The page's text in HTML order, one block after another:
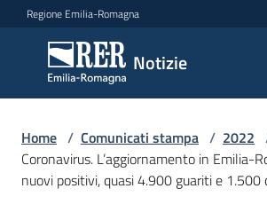
Vai al contenuto
Vai alla navigazione
Vai al footer
Regione Emilia-Romagna
Notizie
Notizie
Comunicati
stampa
Menu selezionato
Home / Comunicati stampa / 2022
Coronavirus. L’aggiornamento in Emilia-
nuovi positivi, quasi 4.900 guariti e